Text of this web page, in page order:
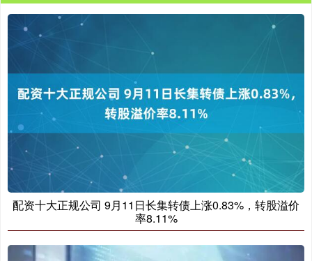
配资十大正规公司 9月11日长集转债上涨0.83%，转股溢价
率8.11%